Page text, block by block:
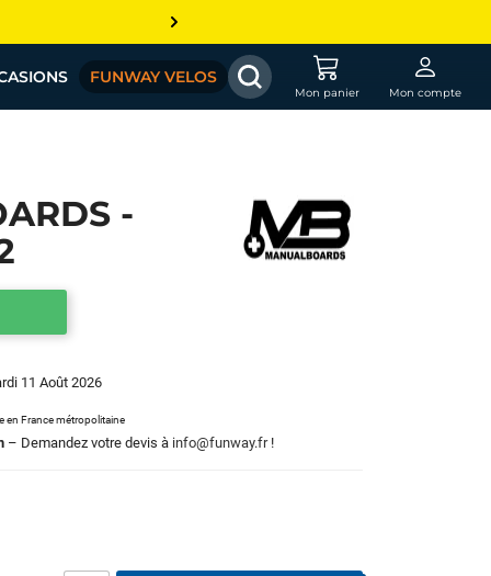
FUNWAY VELOS
Mon panier Mon compte
-
11 Août 2026
en France métropolitaine
– Demandez votre devis à info@funway.fr!